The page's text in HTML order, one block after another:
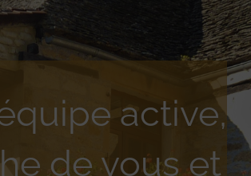
active,
de vous et